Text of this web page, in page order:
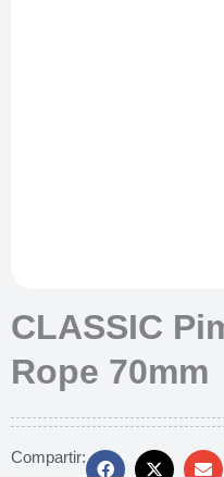
CLASSIC
Rope 70mm
Compartir: